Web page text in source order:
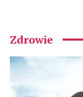
Zdrowie